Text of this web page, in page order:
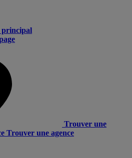
principal
Trouver une
Trouver une agence